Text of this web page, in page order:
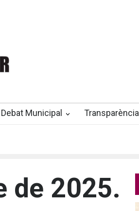
Debat Municipal Transparència
de 2025.